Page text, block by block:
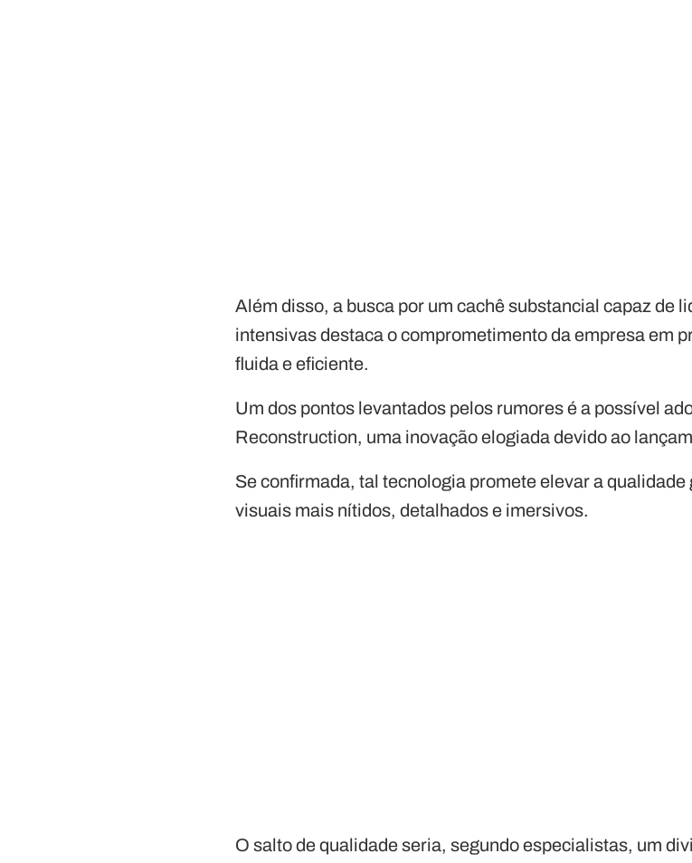
Além disso, a busca por um cachê substancial capaz de
intensivas destaca o comprometimento da empresa em
fluida e eficiente.
Um dos pontos levantados pelos rumores é a possível
Reconstruction, uma inovação elogiada devido ao
Se confirmada, tal tecnologia promete elevar a
visuais mais nítidos, detalhados e imersivos.
O salto de qualidade seria, segundo especialistas, um